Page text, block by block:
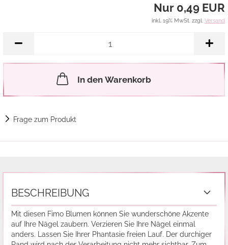
Nur 0,49 EUR
inkl. 19% MwSt. zzgl. Versand
In den Warenkorb
Frage zum Produkt
BESCHREIBUNG
Mit diesen Fimo Blumen können Sie wunderschöne Akzente
auf Ihre Nägel zaubern. Verzieren Sie Ihre Nägel einmal
anders. Lassen Sie Ihrer Phantasie freien Lauf. Der durchiger